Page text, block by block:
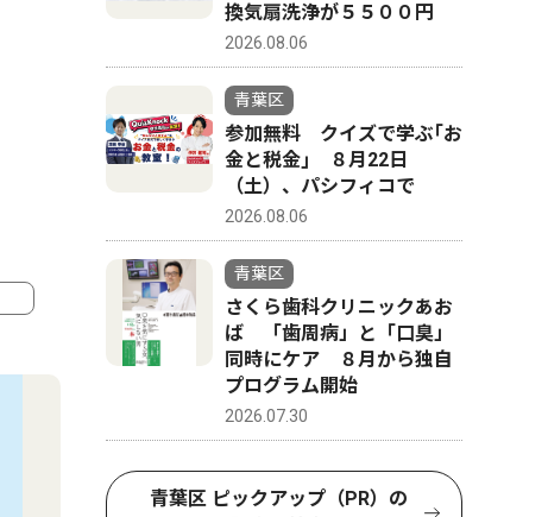
4
換気扇洗浄が５５００円
2026.08.06
青葉区
参加無料 クイズで学ぶ｢お
金と税金｣ ８月22日
（土）、パシフィコで
2026.08.06
青葉区
さくら歯科クリニックあお
ば 「歯周病」と「口臭」
同時にケア ８月から独自
プログラム開始
2026.07.30
青葉区 ピックアップ（PR）の